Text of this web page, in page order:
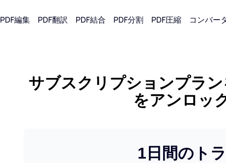
PDF編集 PDF翻訳 PDF結合 PDF分割 PDF圧縮 コンバー
PDF → Word
PDF → Excel
PDF → JPG
Word
Excel
JPG →
サブスクリプションプラ
をアンロッ
1日間のト